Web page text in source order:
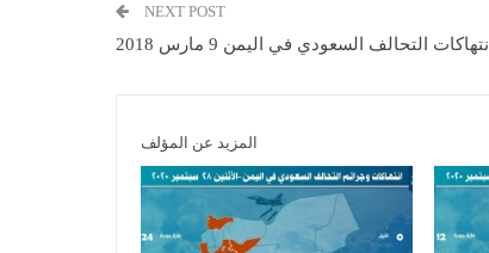
NEXT POST
انتهاكات التحالف السعودي في اليمن 9 مارس 2018
المزيد عن المؤلف